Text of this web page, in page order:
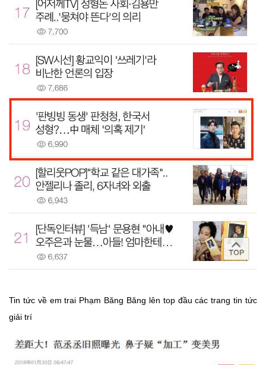
Tin tức về em trai Phạm Băng Băng lên top đầu các trang tin tức
giải trí